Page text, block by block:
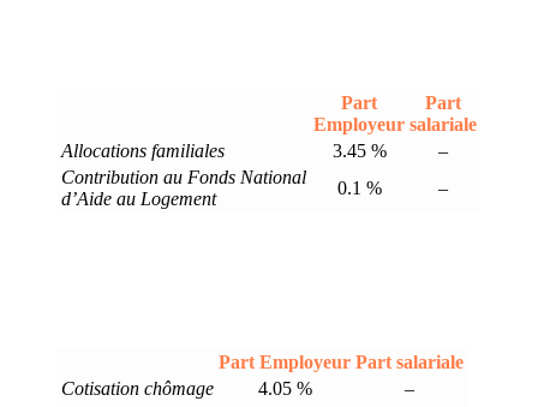
Part
Employeur
Part
salariale
Allocations familiales
3.45 %
–
Contribution au Fonds National
d’Aide au Logement
0.1 % –
Part Employeur Part salariale
Cotisation chômage
4.05 %
–